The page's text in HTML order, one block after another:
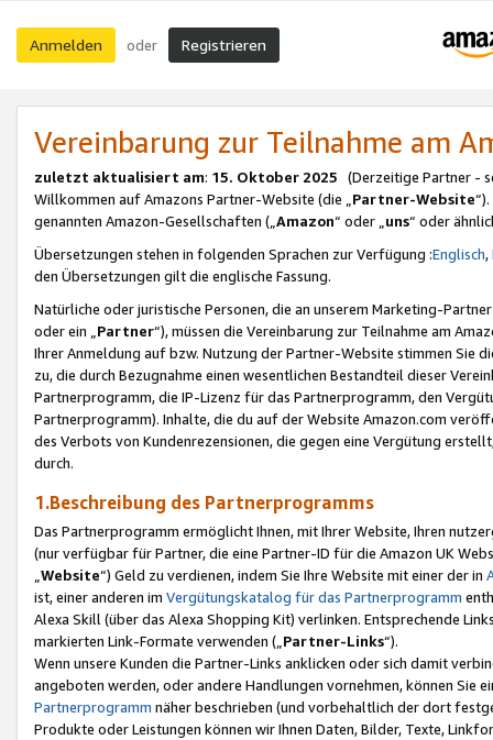
Anmelden oder Registrieren
Vereinbarung zur Teilnahme am
zuletzt aktualisiert am: 15. Oktober 2025 (Derzeitige Partner -
Willkommen auf Amazons Partner-Website (die „Partner-Website
genannten Amazon-Gesellschaften („Amazon“ oder „uns“ oder
Übersetzungen stehen in folgenden Sprachen zur Verfügung :Englisch,
den Übersetzungen gilt die englische Fassung.
Natürliche oder juristische Personen, die an unserem Marketing-
oder ein „Partner“), müssen die Vereinbarung zur Teilnahme am
Ihrer Anmeldung auf bzw. Nutzung der Partner-Website stimmen Sie
zu, die durch Bezugnahme einen wesentlichen Bestandteil dieser
Partnerprogramm, die IP-Lizenz für das Partnerprogramm, den
Partnerprogramm). Inhalte, die du auf der Website Amazon.com
des Verbots von Kundenrezensionen, die gegen eine Vergütung
durch.
1.Beschreibung des Partnerprogramms
Das Partnerprogramm ermöglicht Ihnen, mit Ihrer Website, Ihren
(nur verfügbar für Partner, die eine Partner-ID für die Amazon UK
Website“) Geld zu verdienen, indem Sie Ihre Website mit einer der in
ist, einer anderen im Vergütungskatalog für das Partnerprogramm
Alexa Skill (über das Alexa Shopping Kit) verlinken. Entsprechende
markierten Link-Formate verwenden („ Partner-Links“).
Wenn unsere Kunden die Partner-Links anklicken oder sich damit
angeboten werden, oder andere Handlungen vornehmen, können Sie
Partnerprogramm näher beschrieben (und vorbehaltlich der dort
Produkte oder Leistungen können wir Ihnen Daten, Bilder, Texte,